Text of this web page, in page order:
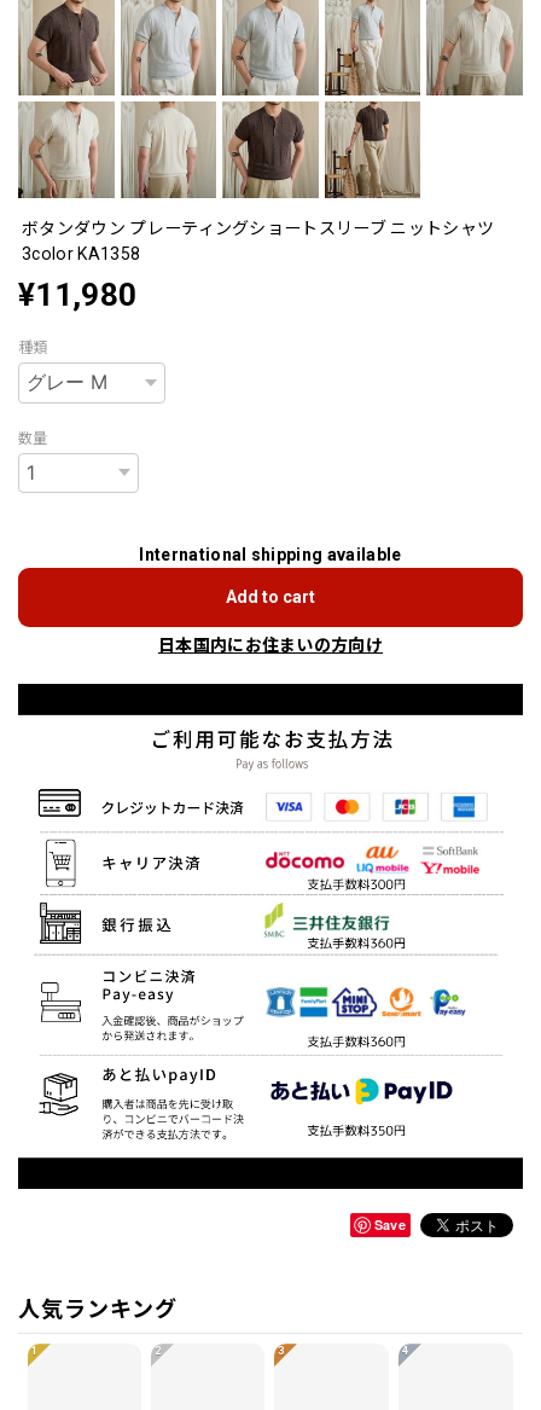
ボタンダウン プレーティングショートスリーブ ニットシャツ
3color KA1358
¥11,980
種類
数量
International shipping available
Add to cart
日本国内にお住まいの方向け
Save
人気ランキング
1 2 3 4